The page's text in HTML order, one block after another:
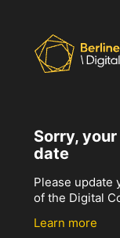
Sorry,
date
Please update
of the Digital
Learn more